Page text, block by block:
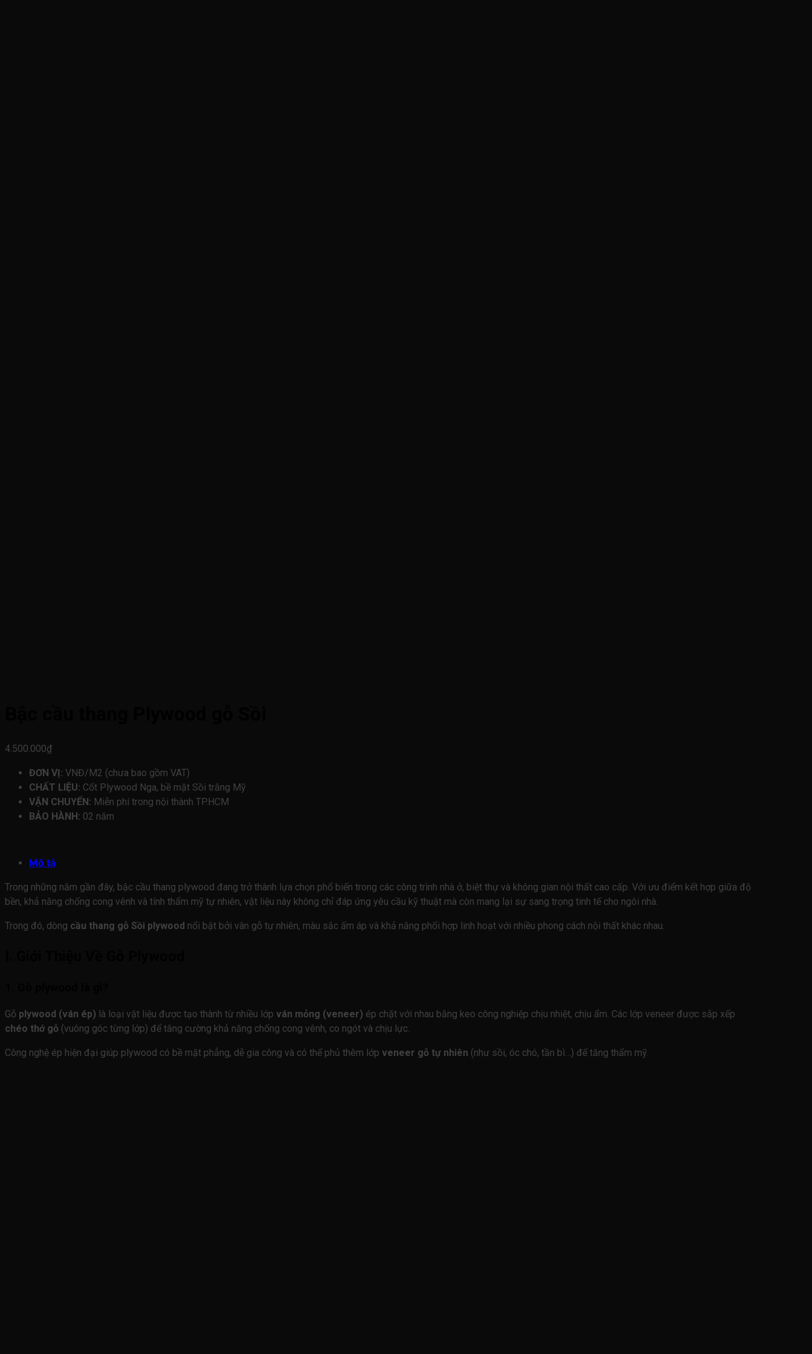
4.500.000₫
ĐƠN VỊ: VNĐ/M2 (chưa bao gồm VAT)
CHẤT LIỆU: Cốt Plywood Nga, bề mặt Sồi trắng Mỹ
VẬN CHUYỂN: Miễn phí trong nội thành TP.HCM
BẢO HÀNH: 02 năm
Mô tả
Trong những năm gần đây, bậc cầu thang plywood đang trở thành lựa chọn phổ biến trong các công trình nhà ở, biệt thự và không gian nội thất cao cấp. Với ưu điểm kết hợp giữa độ
bền, khả năng chống cong vênh và tính thẩm mỹ tự nhiên, vật liệu này không chỉ đáp ứng yêu cầu kỹ thuật mà còn mang lại sự sang trọng tinh tế cho ngôi nhà.
Trong đó, dòng cầu thang gỗ Sồi plywood nổi bật bởi vân gỗ tự nhiên, màu sắc ấm áp và khả năng phối hợp linh hoạt với nhiều phong cách nội thất khác nhau.
Gỗ plywood (ván ép) là loại vật liệu được tạo thành từ nhiều lớp ván mỏng (veneer) ép chặt với nhau bằng keo công nghiệp chịu nhiệt, chịu ẩm. Các lớp veneer được sắp xếp
chéo thớ gỗ (vuông góc từng lớp) để tăng cường khả năng chống cong vênh, co ngót và chịu lực.
Công nghệ ép hiện đại giúp plywood có bề mặt phẳng, dễ gia công và có thể phủ thêm lớp veneer gỗ tự nhiên (như sồi, óc chó, tần bì…) để tăng thẩm mỹ.